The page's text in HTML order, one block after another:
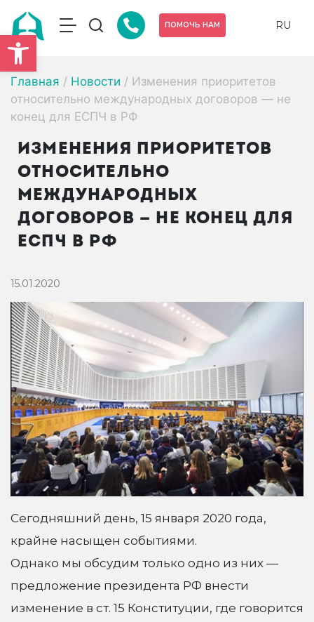
Открыть панель
ПОМОЧЬ НАМ RU
Главная / Новости / Изменения приоритетов
относительно международных договоров — не
конец для ЕСПЧ в РФ
ИЗМЕНЕНИЯ ПРИОРИТЕТОВ
ОТНОСИТЕЛЬНО
МЕЖДУНАРОДНЫХ
ДОГОВОРОВ — НЕ КОНЕЦ ДЛЯ
ЕСПЧ В РФ
15.01.2020
Сегодняшний день, 15 января 2020 года,
крайне насыщен событиями.
Однако мы обсудим только одно из них —
предложение президента РФ внести
изменение в ст. 15 Конституции, где говорится